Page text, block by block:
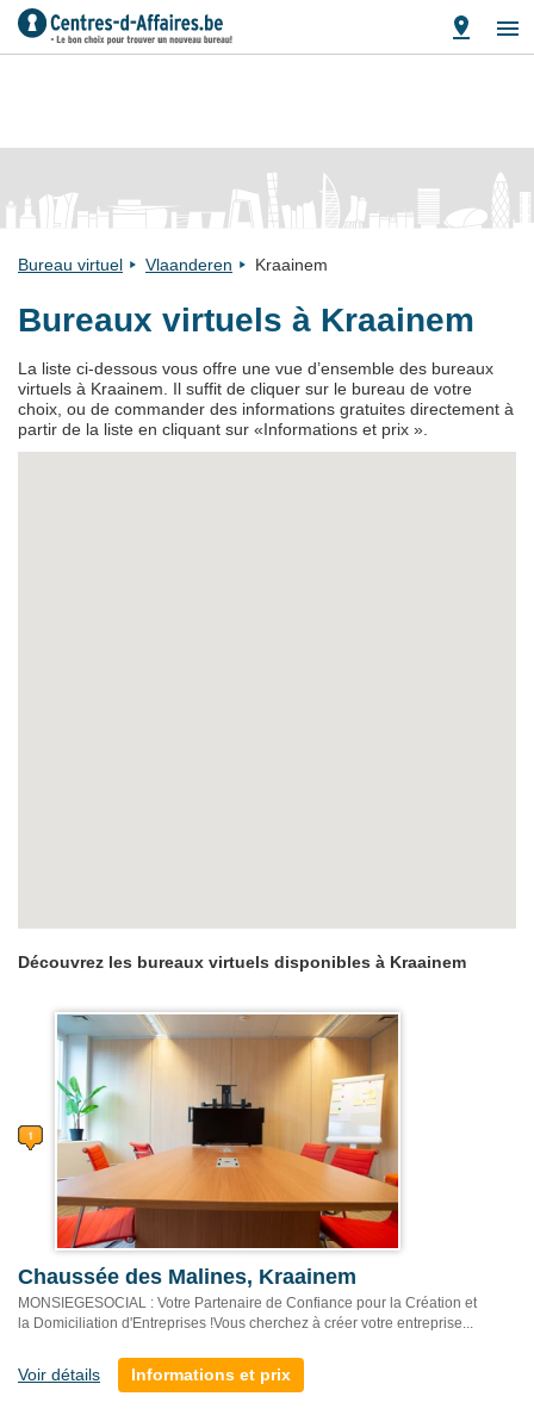
Bureau virtuel Vlaanderen Kraainem
Bureaux virtuels à Kraainem
La liste ci-dessous vous offre une vue d’ensemble des bureaux
virtuels à Kraainem. Il suffit de cliquer sur le bureau de votre
choix, ou de commander des informations gratuites directement à
partir de la liste en cliquant sur «Informations et prix ».
Découvrez les bureaux virtuels disponibles à Kraainem
Chaussée des Malines, Kraainem
MONSIEGESOCIAL : Votre Partenaire de Confiance pour la Création et
la Domiciliation d'Entreprises !Vous cherchez à créer votre entreprise...
Voir détails Informations et prix